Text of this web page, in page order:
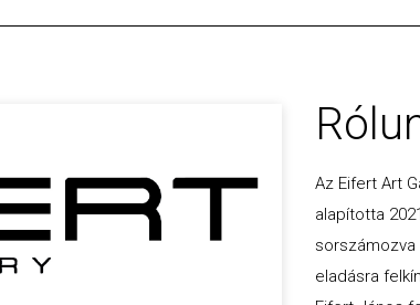
Az Eifert Art
alapította
eladásra